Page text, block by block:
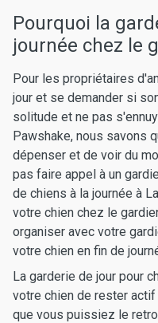
Pourquoi la
journée chez le
Pour les propriétaires
jour et se demander si
solitude et ne pas
Pawshake, nous savons
dépenser et de voir du
pas faire appel à un
de chiens à la journée à
votre chien chez le
organiser avec votre
votre chien en fin de
La garderie de jour pour
votre chien de rester
que vous puissiez le